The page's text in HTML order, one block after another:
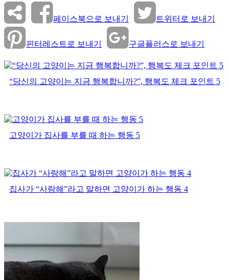
페이스북으로 보내기 트위터로 보내기
핀터레스트로 보내기 구글플러스로 보내기
“당신의 고양이는 지금 행복합니까?”, 행복도 체크 포인트 5
고양이가 집사를 부를 때 하는 행동 5
집사가 “사랑해”라고 말하면 고양이가 하는 행동 4